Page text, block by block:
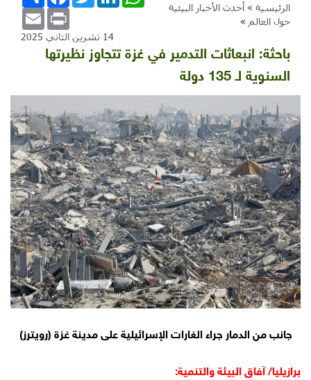
الرئيسية » أحدث الأخبار البيئية
حول العالم »
Email Print
14 تشرين الثاني 2025
باحثة: انبعاثات التدمير في غزة تتجاوز نظيرتها
السنوية لـ 135 دولة
جانب من الدمار جراء الغارات الإسرائيلية على مدينة غزة (رويترز)
برازيليا/ آفاق البيئة والتنمية: